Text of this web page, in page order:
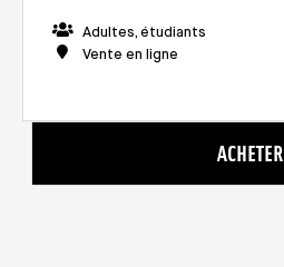
Adultes, étudiants
Vente en ligne
ACHETER